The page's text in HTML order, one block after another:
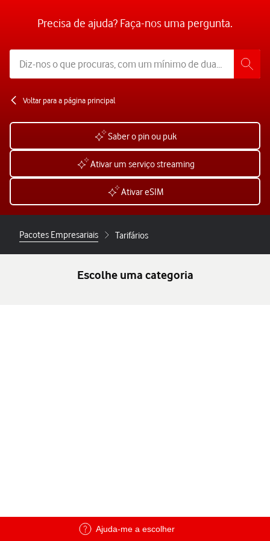
Precisa de ajuda? Faça-nos uma pergunta.
Voltar para a página principal
Saber o pin ou puk
Ativar um serviço streaming
Ativar eSIM
Pacotes Empresariais Tarifários
Escolhe uma categoria
Ajuda-me a escolher